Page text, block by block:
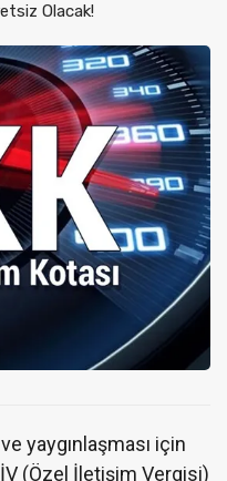
Olacak!
yaygınlaşması için
(Özel İletişim Vergisi)